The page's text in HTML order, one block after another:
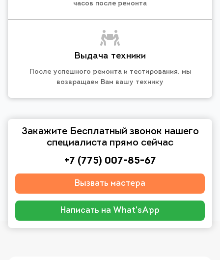
часов после ремонта
Выдача техники
После успешного ремонта и тестирования, мы
возвращаем Вам вашу технику
Закажите Бесплатный звонок нашего
специалиста прямо сейчас
+7 (775) 007-85-67
Вызвать мастера
Написать на What'sApp